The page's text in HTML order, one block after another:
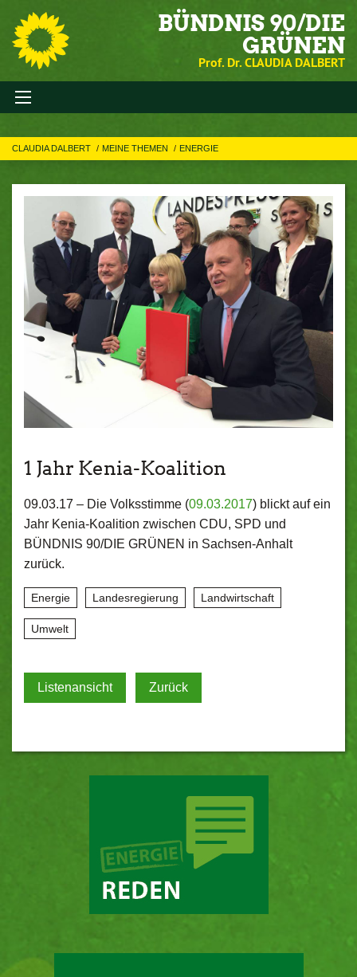
BÜNDNIS 90/DIE
GRÜNEN
Prof. Dr. CLAUDIA DALBERT
CLAUDIA DALBERT MEINE THEMEN ENERGIE
1 Jahr Kenia-Koalition
09.03.17 – Die Volksstimme (09.03.2017) blickt auf ein
Jahr Kenia-Koalition zwischen CDU, SPD und
BÜNDNIS 90/DIE GRÜNEN in Sachsen-Anhalt
zurück.
Energie Landesregierung Landwirtschaft
Umwelt
Listenansicht Zurück